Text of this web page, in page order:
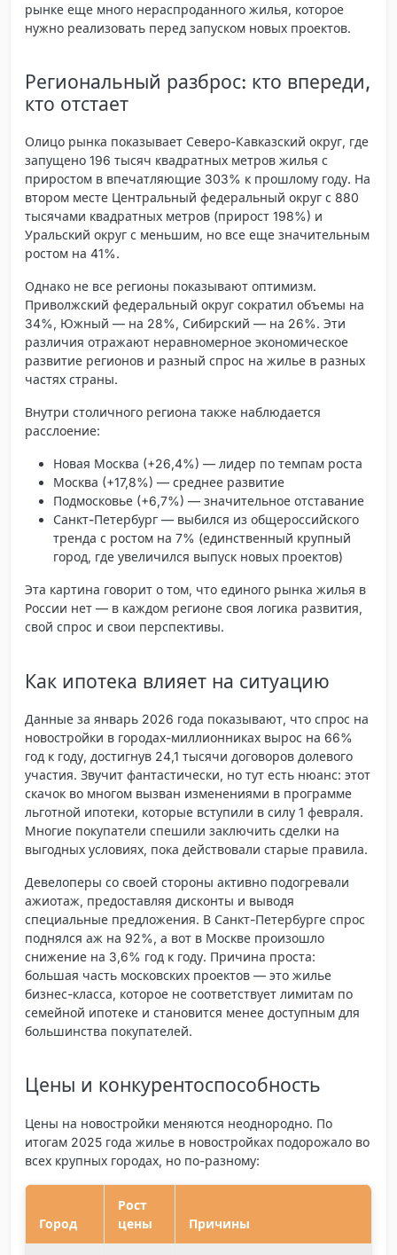
рынке еще много нераспроданного жилья, которое
нужно реализовать перед запуском новых проектов.
Региональный разброс: кто впереди,
кто отстает
Олицо рынка показывает Северо-Кавказский округ, где
запущено 196 тысяч квадратных метров жилья с
приростом в впечатляющие 303% к прошлому году. На
втором месте Центральный федеральный округ с 880
тысячами квадратных метров (прирост 198%) и
Уральский округ с меньшим, но все еще значительным
ростом на 41%.
Однако не все регионы показывают оптимизм.
Приволжский федеральный округ сократил объемы на
34%, Южный — на 28%, Сибирский — на 26%. Эти
различия отражают неравномерное экономическое
развитие регионов и разный спрос на жилье в разных
частях страны.
Внутри столичного региона также наблюдается
расслоение:
Новая Москва (+26,4%) — лидер по темпам роста
Москва (+17,8%) — среднее развитие
Подмосковье (+6,7%) — значительное отставание
Санкт-Петербург — выбился из общероссийского
тренда с ростом на 7% (единственный крупный
город, где увеличился выпуск новых проектов)
Эта картина говорит о том, что единого рынка жилья в
России нет — в каждом регионе своя логика развития,
свой спрос и свои перспективы.
Как ипотека влияет на ситуацию
Данные за январь 2026 года показывают, что спрос на
новостройки в городах-миллионниках вырос на 66%
год к году, достигнув 24,1 тысячи договоров долевого
участия. Звучит фантастически, но тут есть нюанс: этот
скачок во многом вызван изменениями в программе
льготной ипотеки, которые вступили в силу 1 февраля.
Многие покупатели спешили заключить сделки на
выгодных условиях, пока действовали старые правила.
Девелоперы со своей стороны активно подогревали
ажиотаж, предоставляя дисконты и выводя
специальные предложения. В Санкт-Петербурге спрос
поднялся аж на 92%, а вот в Москве произошло
снижение на 3,6% год к году. Причина проста:
большая часть московских проектов — это жилье
бизнес-класса, которое не соответствует лимитам по
семейной ипотеке и становится менее доступным для
большинства покупателей.
Цены и конкурентоспособность
Цены на новостройки меняются неоднородно. По
итогам 2025 года жилье в новостройках подорожало во
всех крупных городах, но по-разному:
Город
Рост
цены
Причины